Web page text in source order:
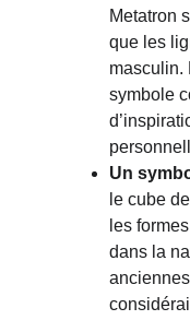
Metatron
que les
masculin.
symbole
Un
le cube
les
dans la